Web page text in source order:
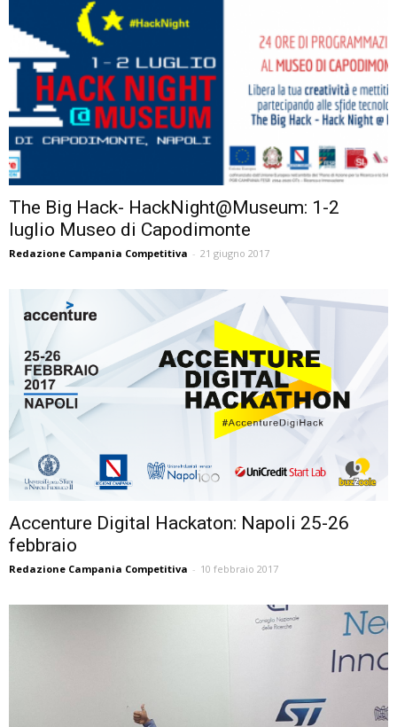
The Big Hack- HackNight@Museum: 1-2
luglio Museo di Capodimonte
Redazione Campania Competitiva - 21 giugno 2017
Accenture Digital Hackaton: Napoli 25-26
febbraio
Redazione Campania Competitiva - 10 febbraio 2017